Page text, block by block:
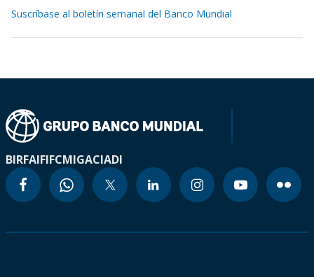
Suscríbase al boletín semanal del Banco Mundial
BIRFAIFIFCMIGACIADI